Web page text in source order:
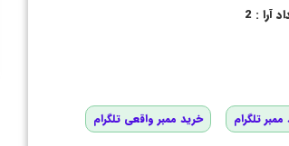
2
تلگرام خرید ممبر واقعی تلگرام